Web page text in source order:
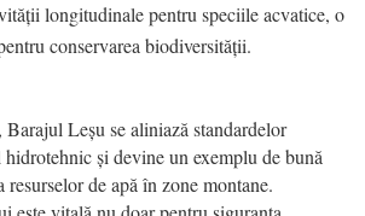
longitudinale pentru speciile acvatice, o
conservarea biodiversității.
Leșu se aliniază standardelor
și devine un exemplu de bună
resurselor de apă în zone montane.